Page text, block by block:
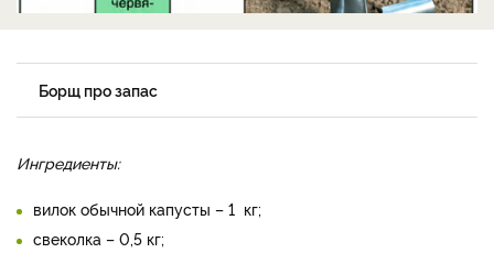
Борщ про запас
Ингредиенты:
вилок обычной капусты – 1 кг;
свеколка – 0,5 кг;